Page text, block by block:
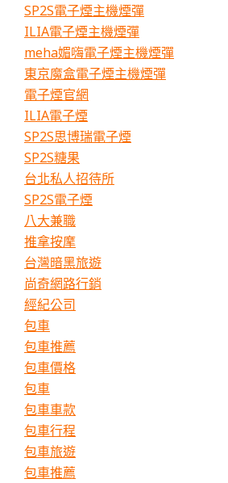
SP2S電子煙主機煙彈
ILIA電子煙主機煙彈
meha媚嗨電子煙主機煙彈
東京魔盒電子煙主機煙彈
電子煙官網
ILIA電子煙
SP2S思博瑞電子煙
SP2S糖果
台北私人招待所
SP2S電子煙
八大兼職
推拿按摩
台灣暗黑旅遊
尚奇網路行銷
經紀公司
包車
包車推薦
包車價格
包車
包車車款
包車行程
包車旅遊
包車推薦